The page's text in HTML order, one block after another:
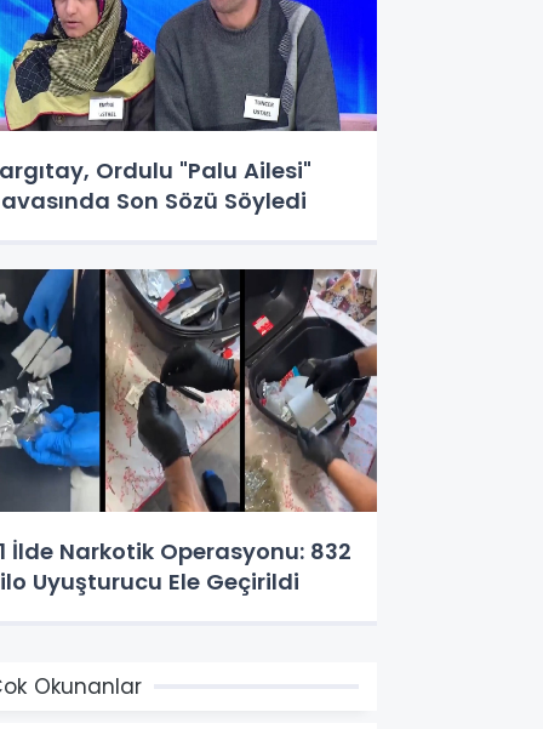
Ordulu "Palu Ailesi"
Son Sözü Söyledi
İlde Narkotik Operasyonu: 832
Uyuşturucu Ele Geçirildi
Okunanlar